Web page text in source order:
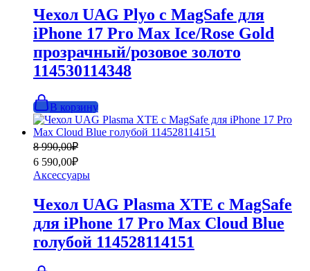
Чехол UAG Plyo с MagSafe для
iPhone 17 Pro Max Ice/Rose Gold
прозрачный/розовое золото
114530114348
В корзину
8 990,00₽
Первоначальная
цена
составляла
8
6 590,00₽
Текущая
цена:
6
590,00₽.
Аксессуары
Чехол UAG Plasma XTE с MagSafe
для iPhone 17 Pro Max Cloud Blue
голубой 114528114151